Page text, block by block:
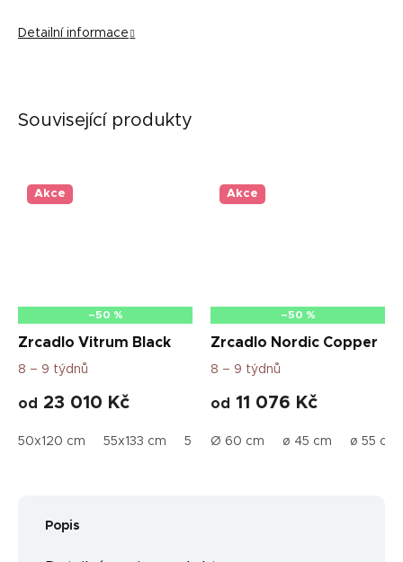
Detailní informace
Související produkty
Akce
–50 %
Zrcadlo Vitrum Black
8 – 9 týdnů
od 23 010 Kč
50x120 cm 55x133 cm 59x145 cm 60x145 cm 65x157
Akce
–50 %
Zrcadlo Nordic Copper
8 – 9 týdnů
od 11 076 Kč
Ø 60 cm ø 45 cm ø 55 cm
Popis